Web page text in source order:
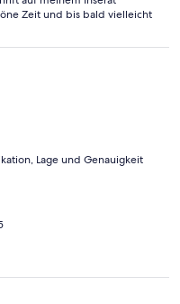
Zeit und bis bald vielleicht
Lage und Genauigkeit